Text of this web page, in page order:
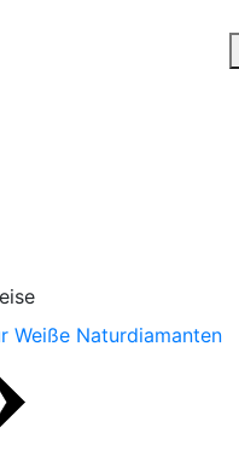
Weiße Naturdiamanten